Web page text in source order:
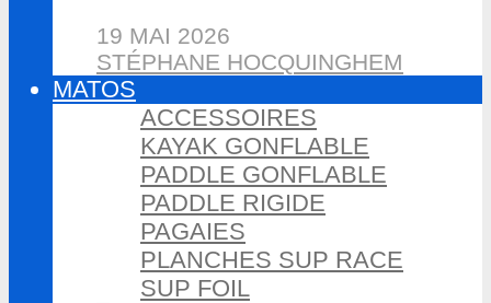
19 MAI 2026
STÉPHANE HOCQUINGHEM
MATOS
ACCESSOIRES
KAYAK GONFLABLE
PADDLE GONFLABLE
PADDLE RIGIDE
PAGAIES
PLANCHES SUP RACE
SUP FOIL